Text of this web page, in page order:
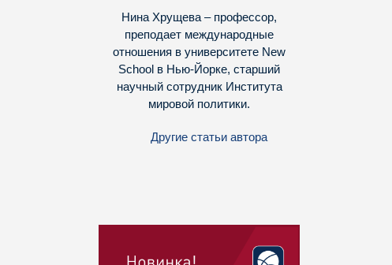
Нина Хрущева – профессор,
преподает международные
отношения в университете New
School в Нью-Йорке, старший
научный сотрудник Института
мировой политики.
Другие статьи автора